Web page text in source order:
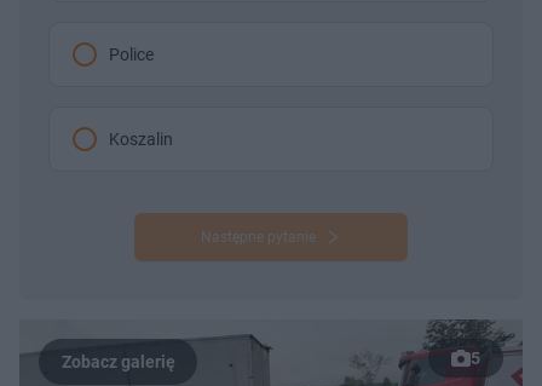
Police
Koszalin
Następne pytanie
5